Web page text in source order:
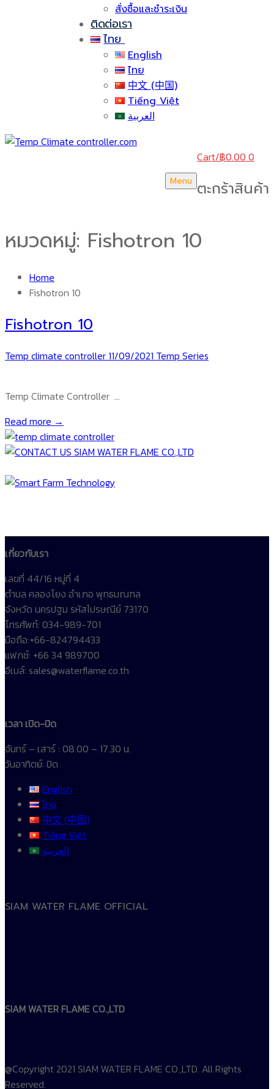
สั่งซื้อและชำระเงิน
ติดต่อเรา
ไทย
English
ไทย
中文 (中国)
Tiếng Việt
العربية
Menu
Cart/฿0.00 0
ตะกร้าสินค้า
หมวดหมู่: Fishotron 10
Home
Fishotron 10
Fishotron 10
Temp climate controller 11/09/2021 Temp Series
Temp Climate Controller …
Read more →
เกี่ยวกับเรา
เลขที่ 44/16 หมู่ที่ 4
ตำบล คลองโยง อำเภอ พุทธมณฑล
จังหวัด นครปฐม รหัสไปรษณีย์ 73170
โทรศัพท์: 034-989-701
มือถือ:+66-824794433
แฟกซ์: +66 34 989700
อีเมล์: sales@waterflame.co.th
เวลา เปิด-ปิด
จันทร์ – เสาร์ : 08.00 – 17.30 น.
วันอาทิตย์: ปิด
English
ไทย
中文 (中国)
Tiếng Việt
العربية
SIAM WATER FLAME OFFICIAL
SIAM WATER FLAME CO.,LTD
@Copyright 2021 SIAM WATER FLAME CO.,LTD. All Rights
Reserved.